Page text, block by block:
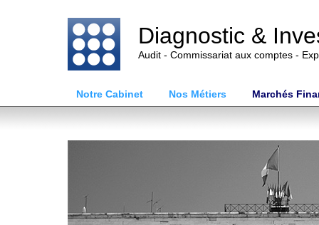
Diagnostic &
Audit - Commissariat aux comptes -
Notre Cabinet Nos Métiers Marchés